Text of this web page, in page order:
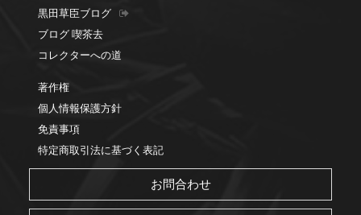
黒田草臣ブログ
ブログ 喫茶去
コレクターへの道
著作権
個人情報保護方針
免責事項
特定商取引法に基づく表記
お問合わせ